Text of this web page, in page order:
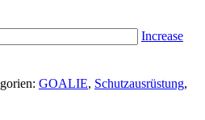
ELLBOGENSCHUTZ
Increase
GOALIE, Schutzausrüstung,